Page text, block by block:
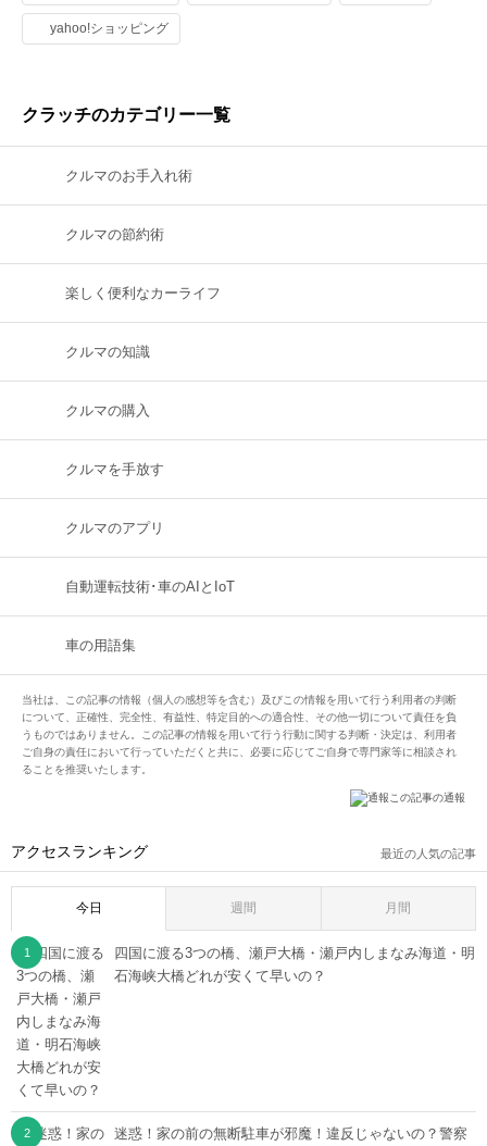
yahoo!ショッピング
クラッチのカテゴリー一覧
クルマのお手入れ術
クルマの節約術
楽しく便利なカーライフ
クルマの知識
クルマの購入
クルマを手放す
クルマのアプリ
自動運転技術･車のAIとIoT
車の用語集
当社は、この記事の情報（個人の感想等を含む）及びこの情報を用いて行う利用者の判断
について、正確性、完全性、有益性、特定目的への適合性、その他一切について責任を負
うものではありません。この記事の情報を用いて行う行動に関する判断・決定は、利用者
ご自身の責任において行っていただくと共に、必要に応じてご自身で専門家等に相談され
ることを推奨いたします。
この記事の通報
アクセスランキング 最近の人気の記事
今日 週間 月間
四国に渡る3つの橋、瀬戸大橋・瀬戸内しまなみ海道・明
石海峡大橋どれが安くて早いの？
迷惑！家の前の無断駐車が邪魔！違反じゃないの？警察